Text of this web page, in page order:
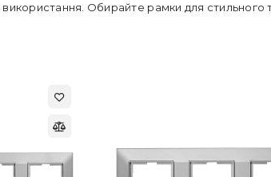
використання. Обирайте рамки для